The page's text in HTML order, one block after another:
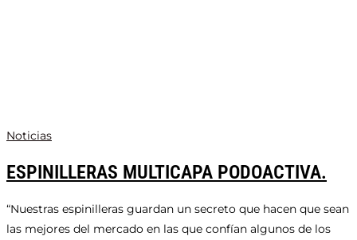
Noticias
ESPINILLERAS MULTICAPA PODOACTIVA.
“Nuestras espinilleras guardan un secreto que hacen que sean
las mejores del mercado en las que confían algunos de los